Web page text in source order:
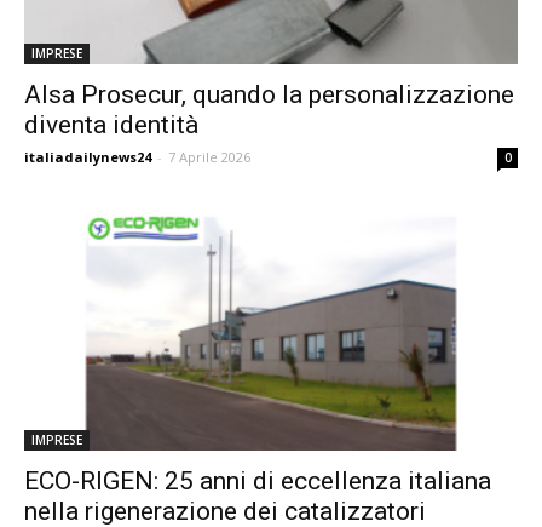
IMPRESE
Alsa Prosecur, quando la personalizzazione
diventa identità
italiadailynews24 - 7 Aprile 2026 0
IMPRESE
ECO-RIGEN: 25 anni di eccellenza italiana
nella rigenerazione dei catalizzatori